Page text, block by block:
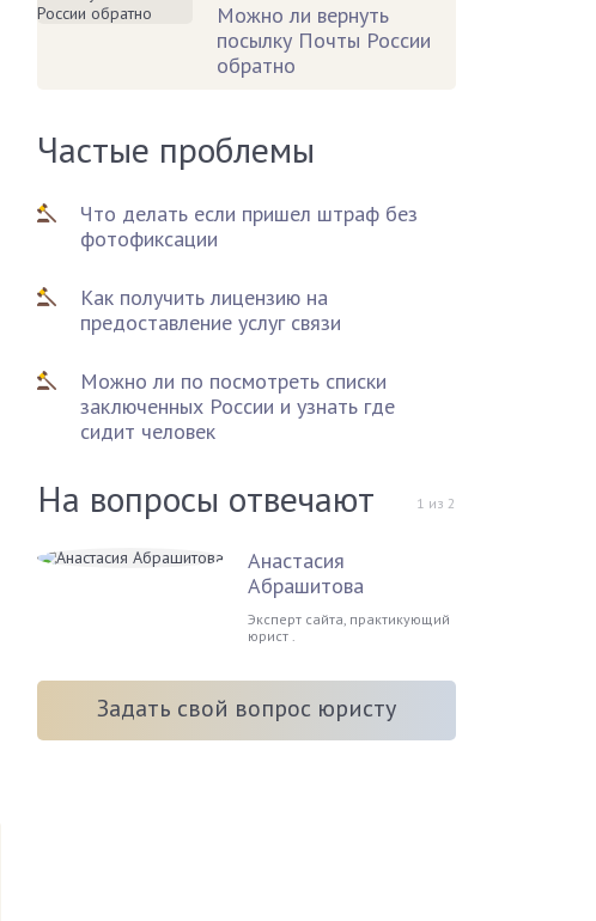
Можно ли вернуть
посылку Почты России
обратно
Частые проблемы
Что делать если пришел штраф без
фотофиксации
Как получить лицензию на
предоставление услуг связи
Можно ли по посмотреть списки
заключенных России и узнать где
сидит человек
На вопросы отвечают 1 из 2
Анастасия
Абрашитова
Эксперт сайта, практикующий
юрист .
Задать свой вопрос юристу